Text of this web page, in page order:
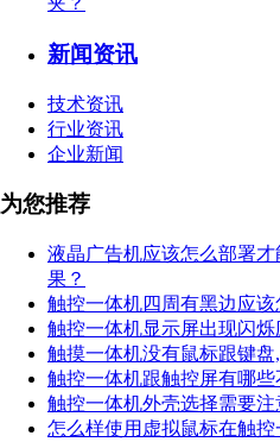
新闻资讯
技术资讯
行业资讯
企业新闻
为您推荐
液晶广告机应该怎么部署
果？
触控一体机四周有黑边应该
触控一体机显示屏出现闪烁
触摸一体机没有鼠标跟键
触控一体机跟触控屏有哪些
触控一体机外壳选择需要注
怎么样使用虚拟鼠标在触